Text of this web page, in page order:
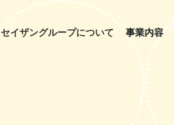
セイザングループについて 事業内容